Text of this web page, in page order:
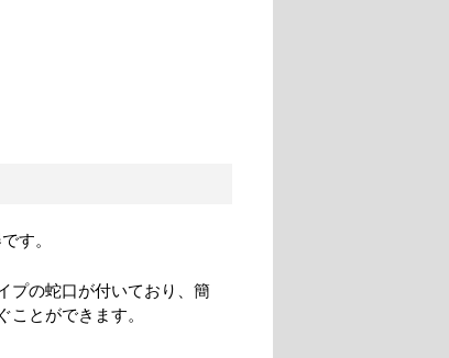
す。
プの蛇口が付いており、簡
ことができます。